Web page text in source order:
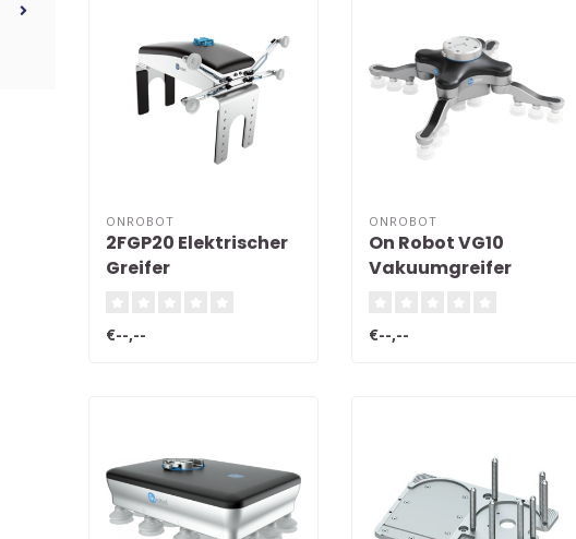
ONROBOT
2FGP20 Elektrischer
Greifer
€--,--
ONROBOT
On Robot VG10
Vakuumgreifer
€--,--